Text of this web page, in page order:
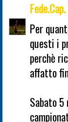
Fede.Cap.
Per
questi i
perchè
affatto
Sabato